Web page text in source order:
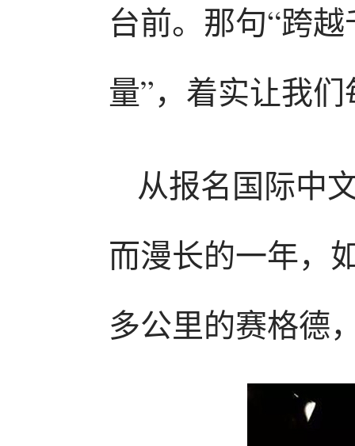
台前。那句“跨
量”，着实让我
从报名国际中
而漫长的一年，
多公里的赛格德